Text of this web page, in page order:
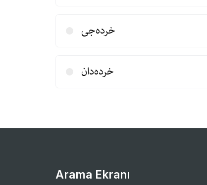
خرده‌جی
خرده‌دان
Arama Ekranı